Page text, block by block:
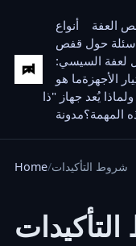
العفة
أنواع
حول قفص
لعفة السيسي:
الأجهزةما هو
يُعد جهاز "ذا
المهمة؟مدونة
Home شروط التأكيدات